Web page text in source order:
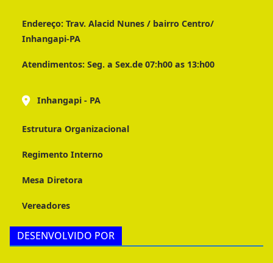
Endereço: Trav. Alacid Nunes / bairro Centro/
Inhangapi-PA
Atendimentos: Seg. a Sex.de 07:h00 as 13:h00
Inhangapi - PA
Estrutura Organizacional
Regimento Interno
Mesa Diretora
Vereadores
DESENVOLVIDO POR